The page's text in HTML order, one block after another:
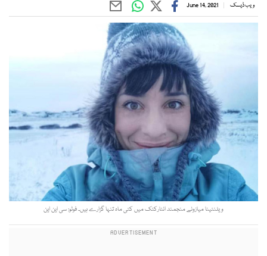
ویب ڈیسک June 14, 2021
ویلنٹینا میازونے منجمند انٹارکٹک میں کئی ماہ تنہا گزارے ہیں۔ فوٹو: سی این این